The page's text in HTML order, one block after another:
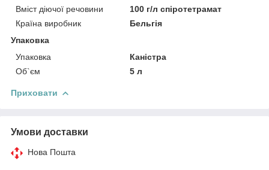
Вміст діючої речовини
100 г/л спіротетрамат
Країна виробник
Бельгія
Упаковка
Упаковка
Каністра
Об`єм
5 л
Приховати
Умови доставки
Нова Пошта